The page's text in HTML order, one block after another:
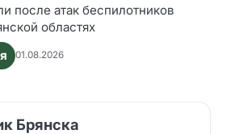
после атак беспилотников
областях
01.08.2026
Брянска